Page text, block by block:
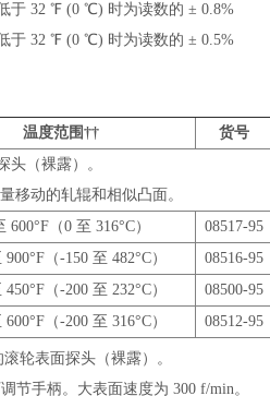
于 32 ℉ (0 ℃) 时为读数的 ± 0.8%
于 32 ℉ (0 ℃) 时为读数的 ± 0.5%
温度范围††
货号
头（裸露）。
移动的轧辊和相似凸面。
600°F（0 至 316°C）
08517-95
（-150 至 482°C）
08516-95
（-200 至 232°C）
08500-95
（-200 至 316°C） 08512-95
轮表面探头（裸露）。
节手柄。大表面速度为 300 f/min。